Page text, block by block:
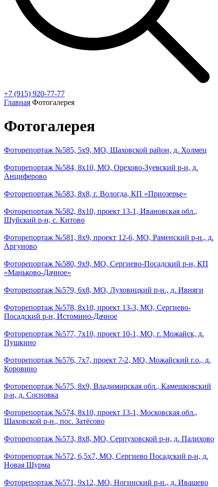
+7 (915) 920-77-77
Главная Фотогалерея
Фотогалерея
Фоторепортаж №585, 5х9, МО, Шаховской район, д. Холмец
Фоторепортаж №584, 8х10, МО, Орехово-Зуевский р-н, д.
Анциферово
Фоторепортаж №583, 8х8, г. Вологда, КП «Приозерье»
Фоторепортаж №582, 8х10, проект 13-1, Ивановская обл.,
Шуйский р-н, с. Китово
Фоторепортаж №581, 8х9, проект 12-6, МО, Раменский р-н., д.
Аргуново
Фоторепортаж №580, 9х9, МО, Сергиево-Посадский р-н, КП
«Маньково-Дачное»
Фоторепортаж №579, 6х8, МО, Луховицкий р-н., д. Ивняги
Фоторепортаж №578, 8х10, проект 13-3, МО, Сергиево-
Посадский р-н, Истомино-Дачное
Фоторепортаж №577, 7х10, проект 10-1, МО, г. Можайск, д.
Пушкино
Фоторепортаж №576, 7х7, проект 7-2, МО, Можайский г.о., д.
Коровино
Фоторепортаж №575, 8х9, Владимирская обл., Камешковский
р-н, д. Сосновка
Фоторепортаж №574, 8х10, проект 13-1, Московская обл.,
Шаховской р-н., пос. Затёсово
Фоторепортаж №573, 8х8, МО, Серпуховской р-н, д. Палихово
Фоторепортаж №572, 6,5х7, МО, Сергиево Посадский р-н, д.
Новая Шурма
Фоторепортаж №571, 9х12, МО, Ногинский р-н., д. Ивашево